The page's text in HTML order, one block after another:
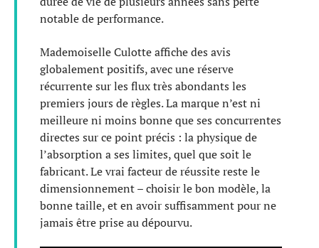
notable de performance.
Mademoiselle Culotte affiche des avis
globalement positifs, avec une réserve
récurrente sur les flux très abondants les
premiers jours de règles. La marque n’est ni
meilleure ni moins bonne que ses concurrentes
directes sur ce point précis : la physique de
l’absorption a ses limites, quel que soit le
fabricant. Le vrai facteur de réussite reste le
dimensionnement – choisir le bon modèle, la
bonne taille, et en avoir suffisamment pour ne
jamais être prise au dépourvu.